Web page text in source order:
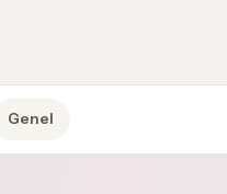
Genel